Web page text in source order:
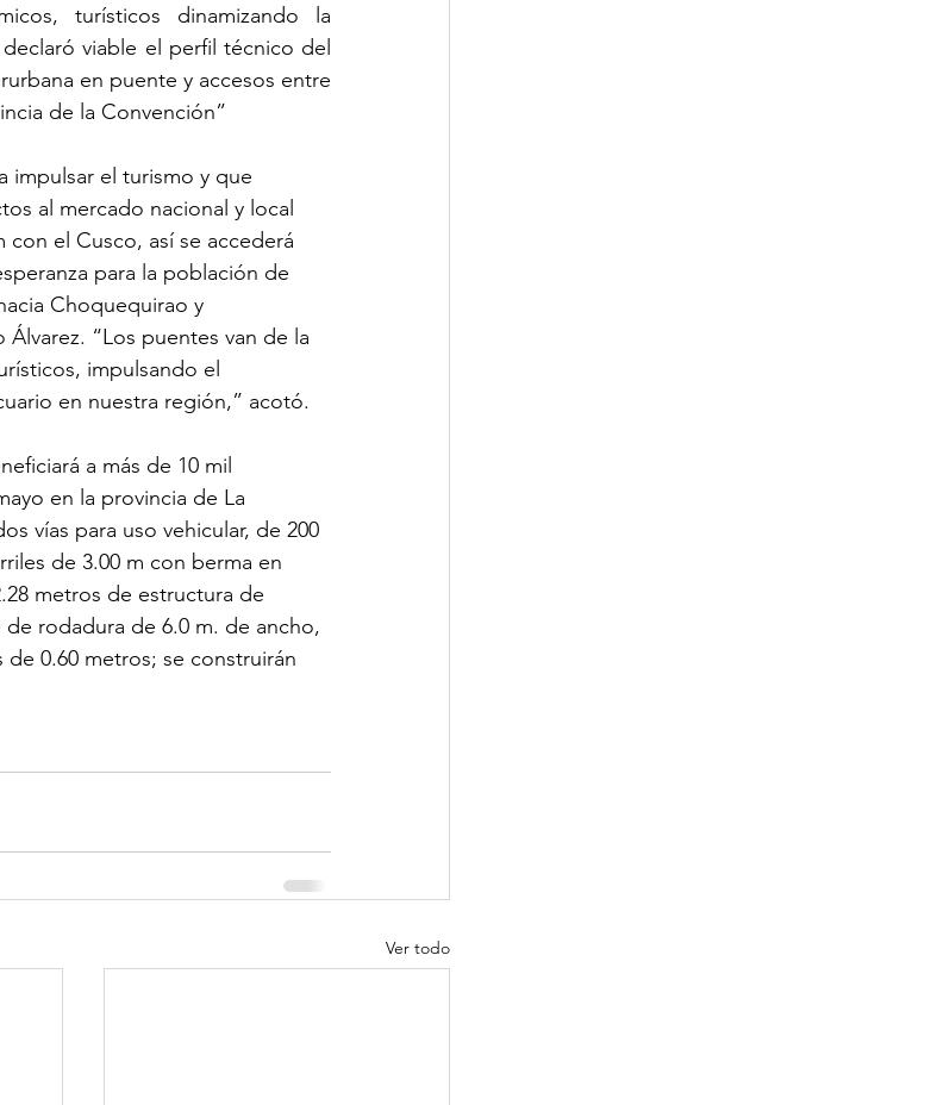
turísticos dinamizando la
viable el perfil técnico del
en puente y accesos entre
de la Convención”
impulsar el turismo y que
al mercado nacional y local
el Cusco, así se accederá
para la población de
Choquequirao y
“Los puentes van de la
impulsando el
en nuestra región,” acotó.
a más de 10 mil
en la provincia de La
vías para uso vehicular, de 200
de 3.00 m con berma en
metros de estructura de
rodadura de 6.0 m. de ancho,
0.60 metros; se construirán
Ver todo